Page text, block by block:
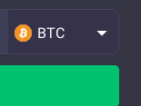
BTC